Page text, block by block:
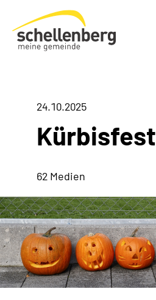
Gemeinde Schellenberg Startseite
24.10.2025
Kürbisfest
62 Medien